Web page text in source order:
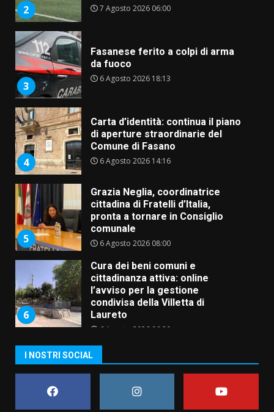
2 7 Agosto 2026 06:00
3
Fasanese ferito a colpi di arma
da fuoco
6 Agosto 2026 18:13
4
Carta d’identità: continua il piano
di aperture straordinarie del
Comune di Fasano
6 Agosto 2026 14:16
5
Grazia Neglia, coordinatrice
cittadina di Fratelli d’Italia,
pronta a tornare in Consiglio
comunale
6 Agosto 2026 08:00
6
Cura dei beni comuni e
cittadinanza attiva: online
l’avviso per la gestione
condivisa della Villetta di
Laureto
6 Agosto 2026 06:20
assoluta de “L’Albergo
Belvedere. Il rapimento”
6 Agosto 2026 06:15
I NOSTRI SOCIAL